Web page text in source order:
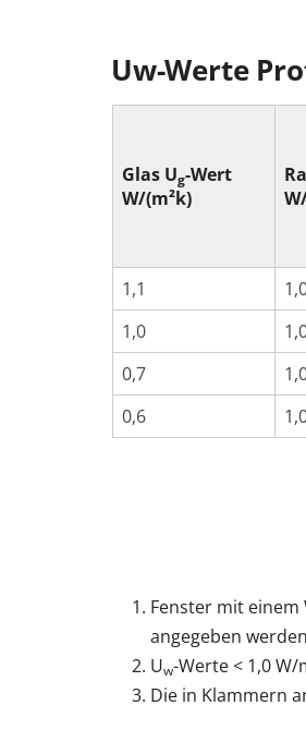
Uw-Werte
Glas Ug-Wert
W/(m²k)
1,1
1,0
0,7
0,6
Fenster mit
angegeben
Uw-Werte < 1,0 W/
Die in Klammern